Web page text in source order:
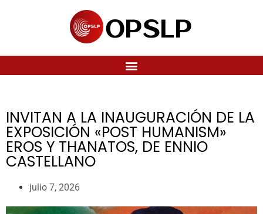
INVITAN A LA INAUGURACIÓN DE LA
EXPOSICIÓN «POST HUMANISM»
EROS Y THANATOS, DE ENNIO
CASTELLANO
julio 7, 2026